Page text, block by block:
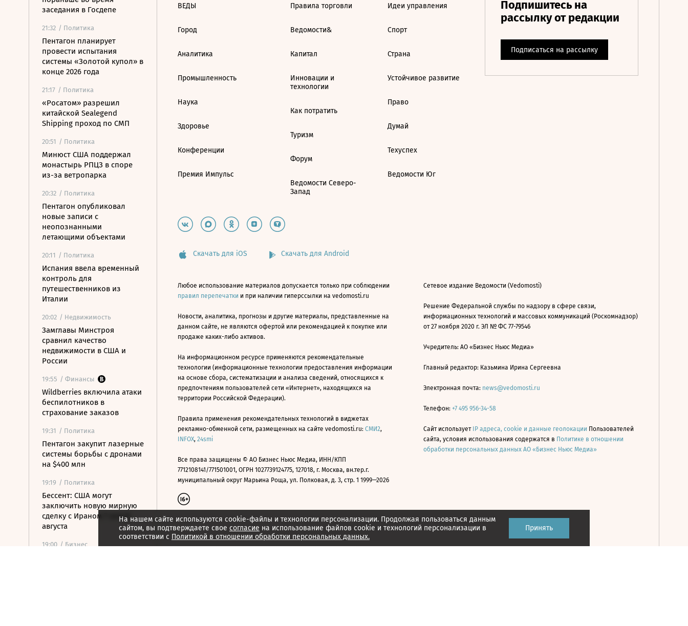
заседания в Госдепе
21:32 / Политика
Пентагон планирует
провести испытания
системы «Золотой купол» в
конце 2026 года
21:17 / Политика
«Росатом» разрешил
китайской Sealegend
Shipping проход по СМП
20:51 / Политика
Минюст США поддержал
монастырь РПЦЗ в споре
из-за ветропарка
20:32 / Политика
Пентагон опубликовал
новые записи с
неопознанными
летающими объектами
20:11 / Политика
Испания ввела временный
контроль для
путешественников из
Италии
20:02 / Недвижимость
Замглавы Минстроя
сравнил качество
недвижимости в США и
России
19:55 / Финансы
Wildberries включила атаки
беспилотников в
страхование заказов
19:31 / Политика
Пентагон закупит лазерные
системы борьбы с дронами
на $400 млн
19:19 / Политика
Бессент: США могут
заключить новую мирную
сделку с Ираном 7 или 8
августа
19:00 / Бизнес
На нашем сайте используются cookie-файлы и технологии персонализации. Продолжая пользоваться данным
сайтом, вы подтверждаете свое согласие на использование файлов cookie и технологий персонализации в
соответствии с Политикой в отношении обработки персональных данных.
Принять
ВЕДЫ
Город
Аналитика
Промышленность
Наука
Здоровье
Конференции
Премия Импульс
Правила торговли
Ведомости&
Капитал
Инновации и
технологии
Как потратить
Туризм
Форум
Ведомости Северо-
Запад
Идеи управления
Спорт
Страна
Устойчивое развитие
Право
Думай
Техуспех
Ведомости Юг
Скачать для iOS Скачать для Android
Любое использование материалов допускается только при соблюдении
правил перепечатки и при наличии гиперссылки на vedomosti.ru
Новости, аналитика, прогнозы и другие материалы, представленные на
данном сайте, не являются офертой или рекомендацией к покупке или
продаже каких-либо активов.
На информационном ресурсе применяются рекомендательные
технологии (информационные технологии предоставления информации
на основе сбора, систематизации и анализа сведений, относящихся к
предпочтениям пользователей сети «Интернет», находящихся на
территории Российской Федерации).
Правила применения рекомендательных технологий в виджетах
рекламно-обменной сети, размещенных на сайте vedomosti.ru: СМИ2,
INFOX, 24smi
Все права защищены © АО Бизнес Ньюс Медиа, ИНН/КПП
7712108141/771501001, ОГРН 1027739124775, 127018, г. Москва, вн.тер.г.
муниципальный округ Марьина Роща, ул. Полковая, д. 3, стр. 1 1999—2026
Сетевое издание Ведомости (Vedomosti)
Решение Федеральной службы по надзору в сфере связи,
информационных технологий и массовых коммуникаций (Роскомнадзор)
от 27 ноября 2020 г. ЭЛ № ФС 77-79546
Учредитель: АО «Бизнес Ньюс Медиа»
Главный редактор: Казьмина Ирина Сергеевна
Электронная почта: news@vedomosti.ru
Телефон: +7 495 956-34-58
Сайт использует IP адреса, cookie и данные геолокации Пользователей
сайта, условия использования содержатся в Политике в отношении
обработки персональных данных АО «Бизнес Ньюс Медиа»